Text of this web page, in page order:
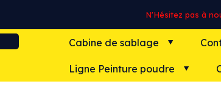
N'Hésitez pas à
Cabine de sablage
Ligne Peinture poudre